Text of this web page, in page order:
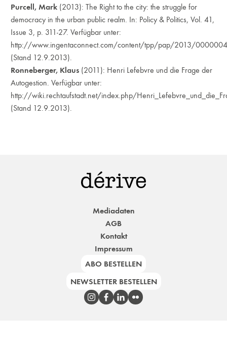
Purcell, Mark (2013): The Right to the city: the struggle for
democracy in the urban public realm. In: Policy & Politics, Vol. 41,
Issue 3, p. 311-27. Verfügbar unter:
http://www.ingentaconnect.com/content/tpp/pap/2013/
(Stand 12.9.2013).
Ronneberger, Klaus (2011): Henri Lefebvre und die Frage der
Autogestion. Verfügbar unter:
http://wiki.rechtaufstadt.net/index.php/
(Stand 12.9.2013).
Mediadaten
AGB
Kontakt
Impressum
ABO BESTELLEN
NEWSLETTER BESTELLEN